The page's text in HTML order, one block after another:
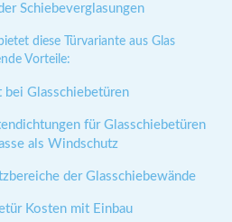
Schiebeverglasungen
diese Türvariante aus Glas
Vorteile:
bei Glasschiebetüren
für Glasschiebetüren
als Windschutz
der Glasschiebewände
Kosten mit Einbau